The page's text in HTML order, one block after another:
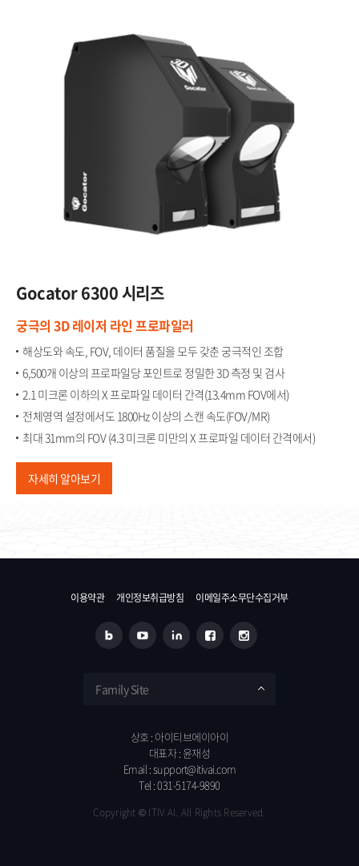
Gocator​6300 시리즈
궁극의 3D 레이저 라인 프로파일러
해상도와 속도, FOV, 데이터 품질을 모두 갖춘 궁극적인 조합​
6,500개 이상의 프로파일당 포인트로 정밀한 3D 측정 및 검사​
2.1 미크론 이하의 X 프로파일 데이터 간격(13.4mm FOV에서)​
전체영역 설정에서도 1800Hz 이상의 스캔 속도(FOV/MR)​
최대 31mm의 FOV (4.3 미크론 미만의 X 프로파일 데이터 간격에서)
자세히 알아보기
이용약관 개인정보취급방침 이메일주소무단수집거부
Family Site
상호 : 아이티브에이아이
대표자 : 윤재성
Email :support@itivai.com
Tel :031-5174-9890
Copyright © ITIV AI. All Rights Reserved.